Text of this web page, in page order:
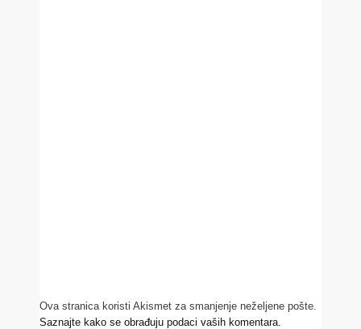
Ova stranica koristi Akismet za smanjenje neželjene pošte.
Saznajte kako se obrađuju podaci vaših komentara.